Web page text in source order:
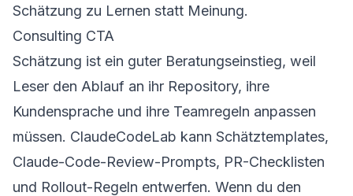
Schätzung zu Lernen statt Meinung.
Consulting CTA
Schätzung ist ein guter Beratungseinstieg, weil
Leser den Ablauf an ihr Repository, ihre
Kundensprache und ihre Teamregeln anpassen
müssen. ClaudeCodeLab kann Schätztemplates,
Claude-Code-Review-Prompts, PR-Checklisten
und Rollout-Regeln entwerfen. Wenn du den